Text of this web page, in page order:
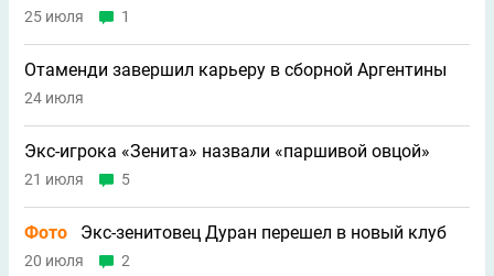
25 июля 1
Отаменди завершил карьеру в сборной Аргентины
24 июля
Экс-игрока «Зенита» назвали «паршивой овцой»
21 июля 5
Фото Экс-зенитовец Дуран перешел в новый клуб
20 июля 2